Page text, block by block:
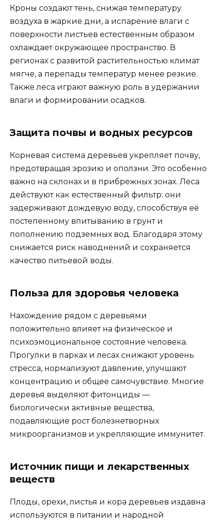
Кроны создают тень, снижая температуру
воздуха в жаркие дни, а испарение влаги с
поверхности листьев естественным образом
охлаждает окружающее пространство. В
регионах с развитой растительностью климат
мягче, а перепады температур менее резкие.
Также леса играют важную роль в удержании
влаги и формировании осадков.
Защита почвы и водных ресурсов
Корневая система деревьев укрепляет почву,
предотвращая эрозию и оползни. Это особенно
важно на склонах и в прибрежных зонах. Леса
действуют как естественный фильтр: они
задерживают дождевую воду, способствуя её
постепенному впитыванию в грунт и
пополнению подземных вод. Благодаря этому
снижается риск наводнений и сохраняется
качество питьевой воды.
Польза для здоровья человека
Нахождение рядом с деревьями
положительно влияет на физическое и
психоэмоциональное состояние человека.
Прогулки в парках и лесах снижают уровень
стресса, нормализуют давление, улучшают
концентрацию и общее самочувствие. Многие
деревья выделяют фитонциды —
биологически активные вещества,
подавляющие рост болезнетворных
микроорганизмов и укрепляющие иммунитет.
Источник пищи и лекарственных
веществ
Плоды, орехи, листья и кора деревьев издавна
используются в питании и народной